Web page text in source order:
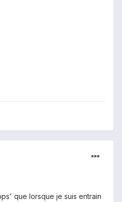
que lorsque je suis entrain